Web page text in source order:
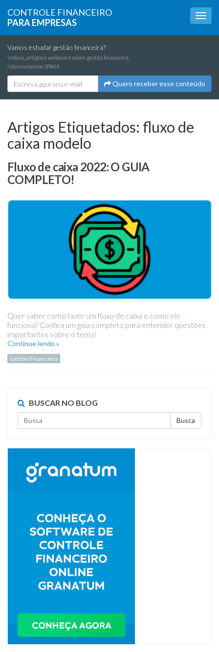
CONTROLE FINANCEIRO
PARA EMPRESAS
Vamos estudar gestão financeira?
Vídeos, artigos e webinars sobre gestão financeira.
Não enviamos SPAM.
Quero receber esse conteúdo
Artigos Etiquetados: fluxo de
caixa modelo
Fluxo de caixa 2022: O GUIA
COMPLETO!
Quer saber como fazer um fluxo de caixa e como ele
funciona? Confira um guia completo para entender questões
importantes sobre o tema!
Continue lendo »
Gestão Financeira
BUSCAR NO BLOG
Busca